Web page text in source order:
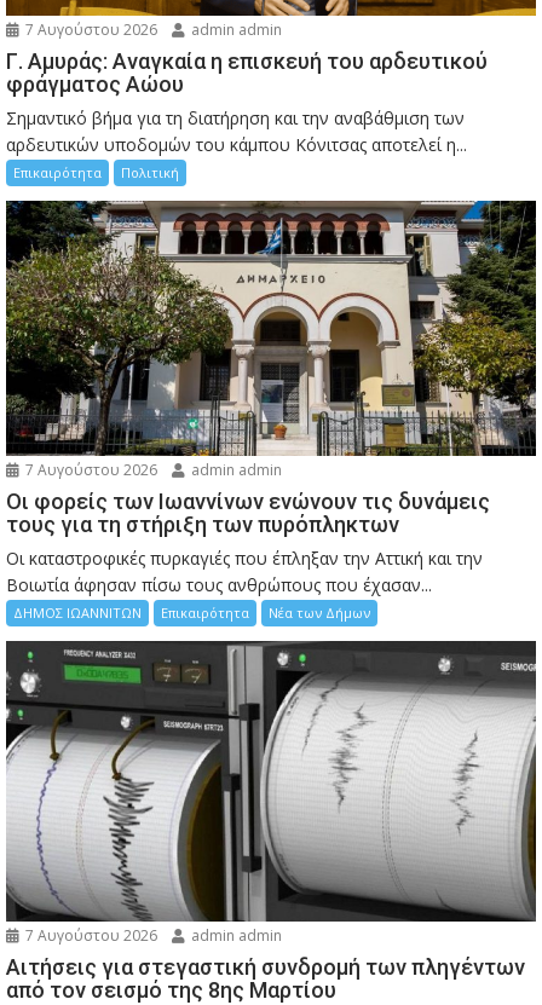
7 Αυγούστου 2026 admin admin
Γ. Αμυράς: Αναγκαία η επισκευή του αρδευτικού
φράγματος Αώου
Σημαντικό βήμα για τη διατήρηση και την αναβάθμιση των
αρδευτικών υποδομών του κάμπου Κόνιτσας αποτελεί η...
Επικαιρότητα Πολιτική
7 Αυγούστου 2026 admin admin
Οι φορείς των Ιωαννίνων ενώνουν τις δυνάμεις
τους για τη στήριξη των πυρόπληκτων
Οι καταστροφικές πυρκαγιές που έπληξαν την Αττική και την
Bοιωτία άφησαν πίσω τους ανθρώπους που έχασαν...
ΔΗΜΟΣ ΙΩΑΝΝΙΤΩΝ Επικαιρότητα Νέα των Δήμων
7 Αυγούστου 2026 admin admin
Αιτήσεις για στεγαστική συνδρομή των πληγέντων
από τον σεισμό της 8ης Μαρτίου